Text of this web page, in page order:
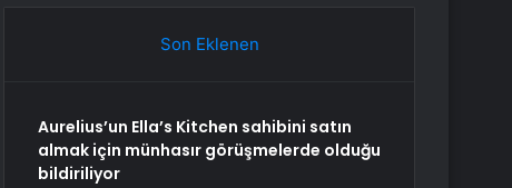
Son Eklenen
Aurelius’un Ella’s Kitchen sahibini satın
almak için münhasır görüşmelerde olduğu
bildiriliyor